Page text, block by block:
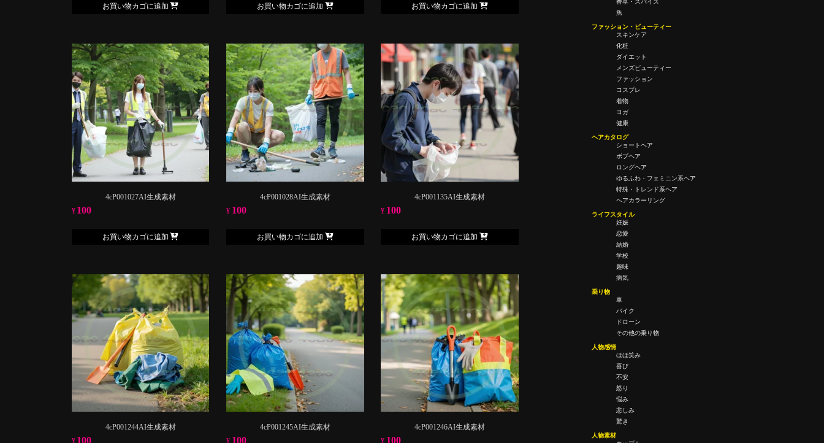
お買い物カゴに追加 お買い物カゴに追加 お買い物カゴに追加
4cP001027AI生成素材
¥ 100
お買い物カゴに追加
4cP001028AI生成素材
¥ 100
お買い物カゴに追加
4cP001135AI生成素材
¥ 100
お買い物カゴに追加
4cP001244AI生成素材
¥ 100
4cP001245AI生成素材
¥ 100
4cP001246AI生成素材
¥ 100
香草・スパイス
魚
ファッション・ビューティー
スキンケア
化粧
ダイエット
メンズビューティー
ファッション
コスプレ
着物
ヨガ
健康
ヘアカタログ
ショートヘア
ボブヘア
ロングヘア
ゆるふわ・フェミニン系ヘア
特殊・トレンド系ヘア
ヘアカラーリング
ライフスタイル
妊娠
恋愛
結婚
学校
趣味
病気
乗り物
車
バイク
ドローン
その他の乗り物
人物感情
ほほ笑み
喜び
不安
怒り
悩み
悲しみ
驚き
人物素材